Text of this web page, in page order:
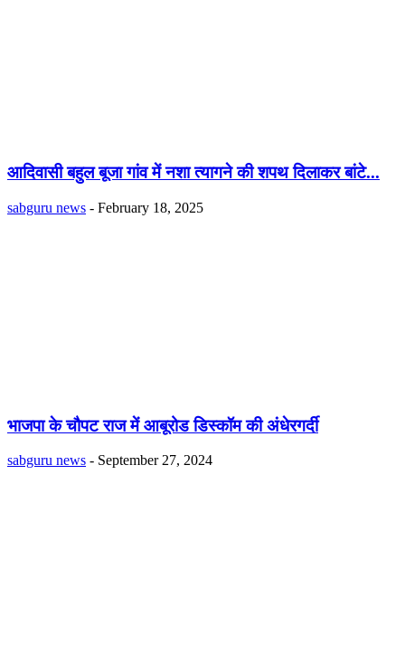
आदिवासी बहुल बूजा गांव में नशा त्यागने की शपथ दिलाकर बांटे...
sabguru news - February 18, 2025
भाजपा के चौपट राज में आबूरोड डिस्कॉम की अंधेरगर्दी
sabguru news - September 27, 2024